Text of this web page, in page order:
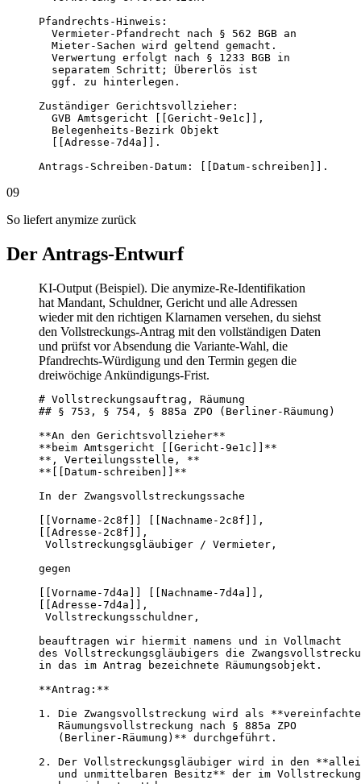
Pfandrechts-Hinweis:
  Vermieter-Pfandrecht nach § 562 BGB an
  Mieter-Sachen wird geltend gemacht.
  Verwertung erfolgt nach § 1233 BGB in
  separatem Schritt; Übererlös ist
  ggf. zu hinterlegen.
Zuständiger Gerichtsvollzieher:
  GVB Amtsgericht [[Gericht-9e1c]],
  Belegenheits-Bezirk Objekt
  [[Adresse-7d4a]].
Antrags-Schreiben-Datum: [[Datum-schreiben]].
09
So liefert anymize zurück
Der Antrags-Entwurf
KI-Output (Beispiel). Die anymize-Re-Identifikation
hat Mandant, Schuldner, Gericht und alle Adressen
wieder mit den richtigen Klarnamen versehen, du siehst
den Vollstreckungs-Antrag mit den vollständigen Daten
und prüfst vor Absendung die Variante-Wahl, die
Pfandrechts-Würdigung und den Termin gegen die
dreiwöchige Ankündigungs-Frist.
# Vollstreckungsauftrag, Räumung
## § 753, § 754, § 885a ZPO (Berliner-Räumung)
**An den Gerichtsvollzieher**
**beim Amtsgericht [[Gericht-9e1c]]**
**, Verteilungsstelle, **
**[[Datum-schreiben]]**
In der Zwangsvollstreckungssache
[[Vorname-2c8f]] [[Nachname-2c8f]],
[[Adresse-2c8f]],
Vollstreckungsgläubiger / Vermieter,
gegen
[[Vorname-7d4a]] [[Nachname-7d4a]],
[[Adresse-7d4a]],
Vollstreckungsschuldner,
beauftragen wir hiermit namens und in Vollmacht
des Vollstreckungsgläubigers die
in das im Antrag bezeichnete Räumungsobjekt.
**Antrag:**
1. Die Zwangsvollstreckung wird als **vereinfachte
   Räumungsvollstreckung nach § 885a ZPO
   (Berliner-Räumung)** durchgeführt.
2. Der Vollstreckungsgläubiger wird in den
und unmittelbaren Besitz** der im